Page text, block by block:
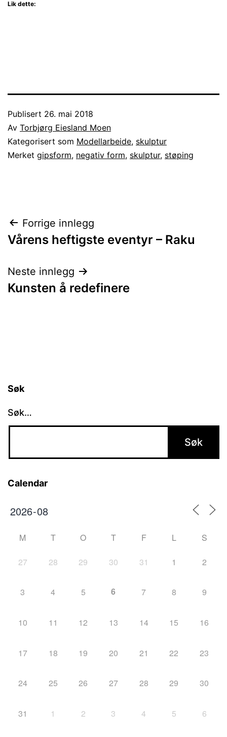
Lik dette:
Publisert 26. mai 2018
Av Torbjørg Eiesland Moen
Kategorisert som Modellarbeide, skulptur
Merket gipsform, negativ form, skulptur, støping
Innleggsnavigasjon
Forrige innlegg
Vårens heftigste eventyr – Raku
Neste innlegg
Kunsten å redefinere
Søk
Søk…
Calendar
M T O T F L S
27 28 29 30 31 1 2
3 4 5 6 7 8 9
10 11 12 13 14 15 16
17 18 19 20 21 22 23
24 25 26 27 28 29 30
31 1 2 3 4 5 6